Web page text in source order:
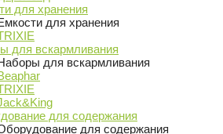
для хранения
для хранения
для вскармливания
для вскармливания
для содержания
для содержания